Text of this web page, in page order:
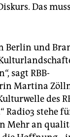
Das
Berlin und
sagt RBB-
Martina
des
Radio3 stehe
Mehr an